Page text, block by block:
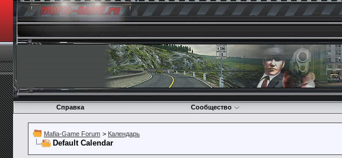
Справка Сообщество
Mafia-Game Forum > Календарь
Default Calendar